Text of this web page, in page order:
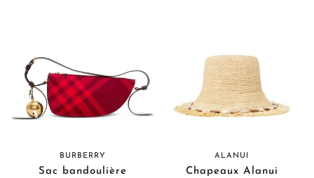
BURBERRY
Sac bandoulière
ALANUI
Chapeaux Alanui